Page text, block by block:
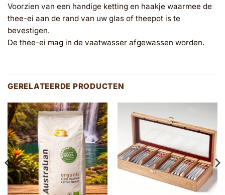
Voorzien van een handige ketting en haakje waarmee de
thee-ei aan de rand van uw glas of theepot is te
bevestigen.
De thee-ei mag in de vaatwasser afgewassen worden.
GERELATEERDE PRODUCTEN